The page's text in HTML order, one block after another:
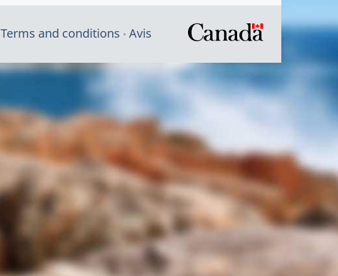
Terms and conditions Avis
/
gouvernement